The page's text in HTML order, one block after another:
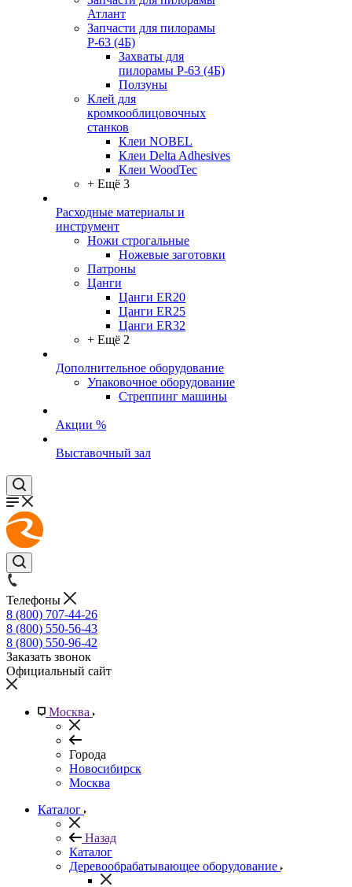
Атлант
Запчасти для пилорамы
Р-63 (4Б)
Захваты для
пилорамы Р-63 (4Б)
Ползуны
Клей для
кромкооблицовочных
станков
Клеи NOBEL
Клеи Delta Adhesives
Клеи WoodTec
+ Ещё 3
Расходные материалы и
инструмент
Ножи строгальные
Ножевые заготовки
Патроны
Цанги
Цанги ER20
Цанги ER25
Цанги ER32
+ Ещё 2
Дополнительное оборудование
Упаковочное оборудование
Стреппинг машины
Акции %
Выставочный зал
Телефоны
8 (800) 707-44-26
8 (800) 550-56-43
8 (800) 550-96-42
Заказать звонок
Официальный сайт
Москва
Города
Новосибирск
Москва
Каталог
Назад
Каталог
Деревообрабатывающее оборудование